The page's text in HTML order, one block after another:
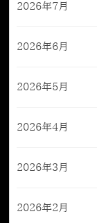
2026年7月
2026年6月
2026年5月
2026年4月
2026年3月
2026年2月